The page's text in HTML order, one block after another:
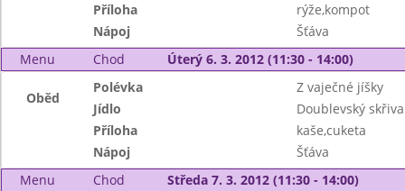
Příloha
rýže,kompot
Nápoj
Šťáva
Menu
Chod Úterý 6. 3. 2012 (11:30 - 14:00)
Oběd
Polévka
Z vaječné jíšky
Jídlo
Doublevský
Příloha
kaše,cuketa
Nápoj
Šťáva
Menu
Chod Středa 7. 3. 2012 (11:30 - 14:00)